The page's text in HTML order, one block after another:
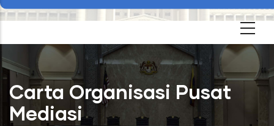
Carta Organisasi Pusat
Mediasi